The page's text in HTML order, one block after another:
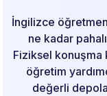
İngilizce
ne kadar
Fiziksel konuşma
öğretim
değerli